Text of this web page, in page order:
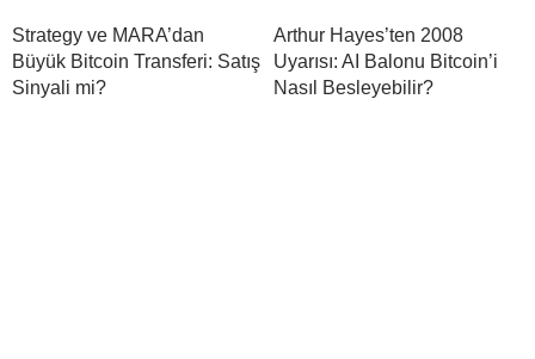
Strategy ve MARA’dan
Büyük Bitcoin Transferi: Satış
Sinyali mi?
Arthur Hayes’ten 2008
Uyarısı: AI Balonu Bitcoin’i
Nasıl Besleyebilir?